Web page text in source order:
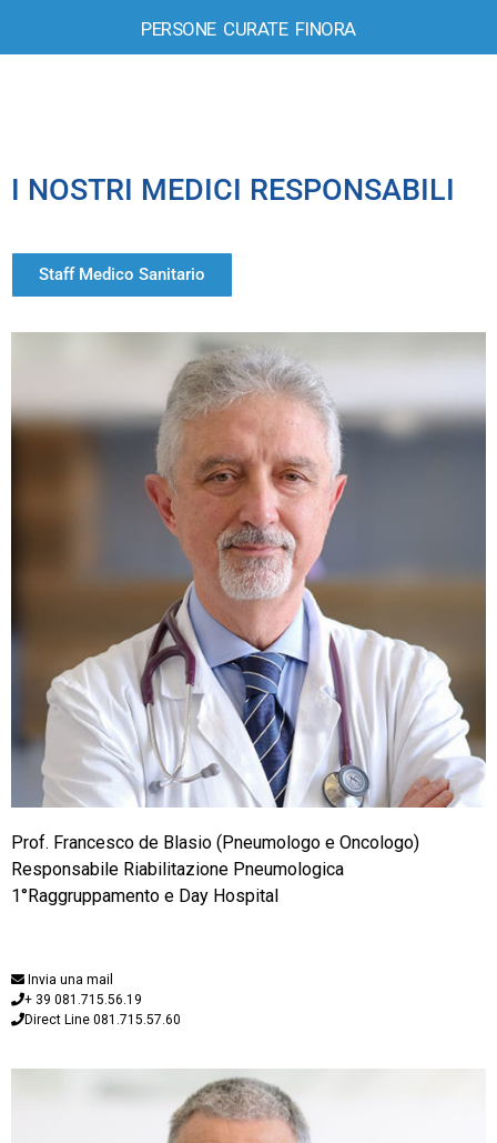
PERSONE CURATE FINORA
I NOSTRI MEDICI RESPONSABILI
Staff Medico Sanitario
Prof. Francesco de Blasio (Pneumologo e Oncologo)
Responsabile Riabilitazione Pneumologica
1°Raggruppamento e Day Hospital
Invia una mail
+ 39 081.715.56.19
Direct Line 081.715.57.60